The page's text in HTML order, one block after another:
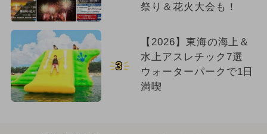
祭り＆花火大会も！
3
【2026】東海の海上＆
水上アスレチック7選
ウォーターパークで1日
満喫